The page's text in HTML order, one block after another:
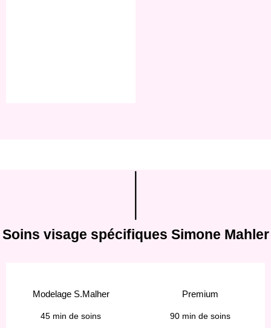
Soins visage spécifiques Simone Mahler
Modelage S.Malher
45 min de soins
Premium
90 min de soins